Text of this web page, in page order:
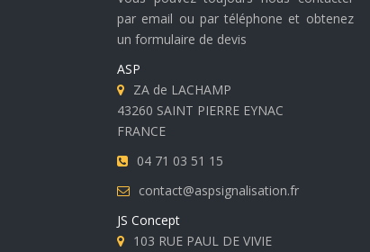
par email ou par téléphone et obtenez
un formulaire de devis
ASP
ZA de LACHAMP
43260 SAINT PIERRE EYNAC
FRANCE
04 71 03 51 15
contact@aspsignalisation.fr
JS Concept
103 RUE PAUL DE VIVIE